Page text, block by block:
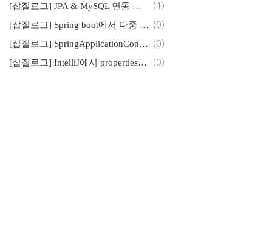
[삽질로그] JPA & MySQL 연동 시 Auto Reconnect 설정하기 (1)
[삽질로그] Spring boot에서 다중 파일업로드 처리하기 (0)
[삽질로그] SpringApplicationConfiguration 과 SpringBootTest의 사용 (0)
[삽질로그] IntelliJ에서 properties 파일 Encoding 바꾸는 법 (0)